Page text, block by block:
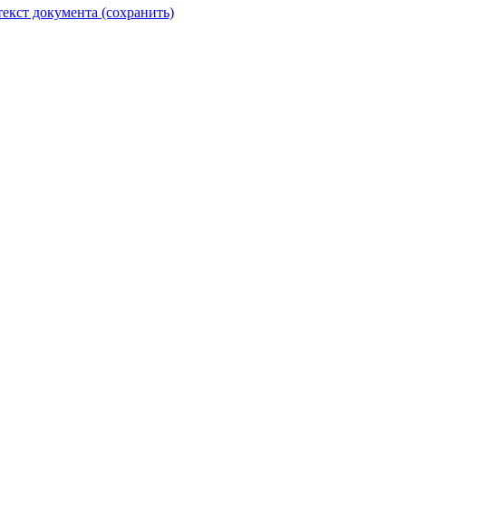
документа (сохранить)